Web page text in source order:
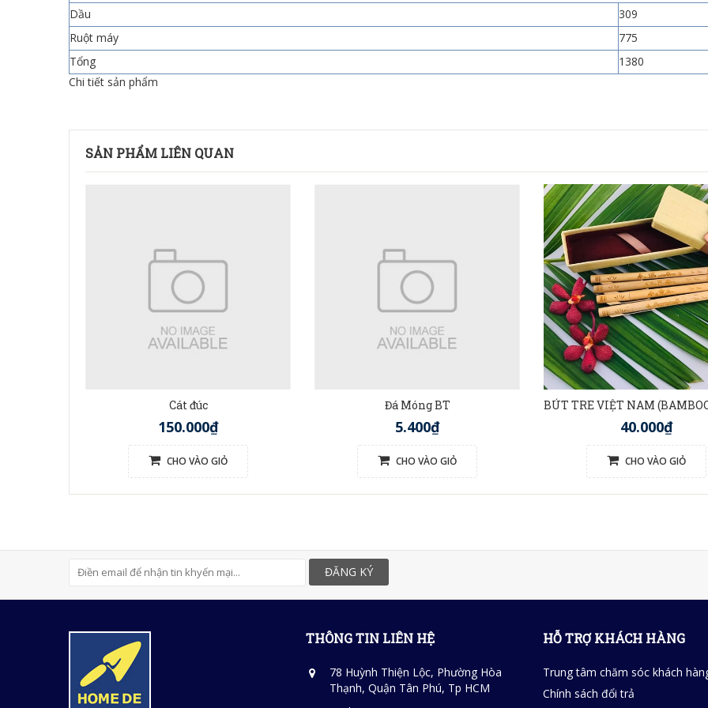
Dầu
309
Ruột máy
775
Tổng
1380
Chi tiết sản phẩm
SẢN PHẨM LIÊN QUAN
Cát đúc
150.000₫
CHO VÀO GIỎ
Đá Móng BT
5.400₫
CHO VÀO GIỎ
40.000₫
CHO VÀO GIỎ
ĐĂNG KÝ
THÔNG TIN LIÊN HỆ
78 Huỳnh Thiện Lộc, Phường Hòa
Thạnh, Quận Tân Phú, Tp HCM
HỖ TRỢ KHÁCH HÀNG
Trung tâm chăm sóc khách
Chính sách đổi trả